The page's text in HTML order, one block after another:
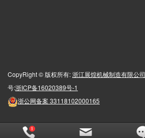
CopyRight © 版权所有:浙江展煌机械制造有限公司
号:浙ICP备16020389号-1
浙公网备案 33118102000165